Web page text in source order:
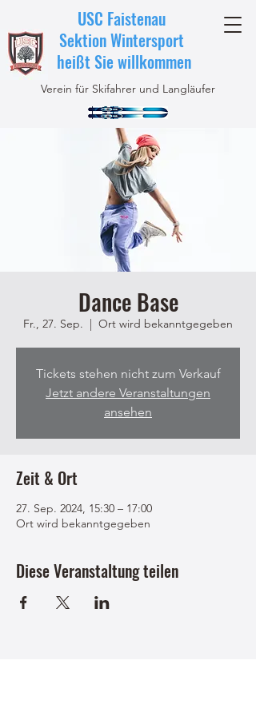
USC Faistenau
Sektion Wintersport
heißt Sie willkommen
Verein für Skifahrer und Langläufer
Dance Base
Fr., 27. Sep.
  |
Ort wird bekanntgegeben
Tickets stehen nicht zum Verkauf
Jetzt andere Veranstaltungen
ansehen
Zeit & Ort
27. Sep. 2024, 15:30 – 17:00
Ort wird bekanntgegeben
Diese Veranstaltung teilen